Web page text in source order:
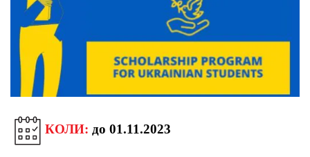
КОЛИ: до 01.11.2023